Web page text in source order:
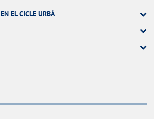
EL CICLE URBÀ